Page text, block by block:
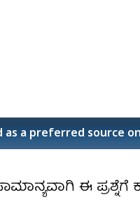
as a preferred source
ಈ ಪ್ರಶ್ನೆಗೆ